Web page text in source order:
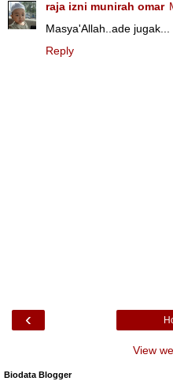
raja izni munirah omar
Masya'Allah..ade jugak...
Reply
‹
View
Biodata Blogger